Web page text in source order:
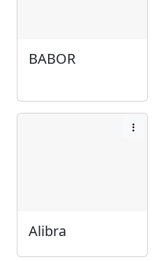
BABOR
Alibra